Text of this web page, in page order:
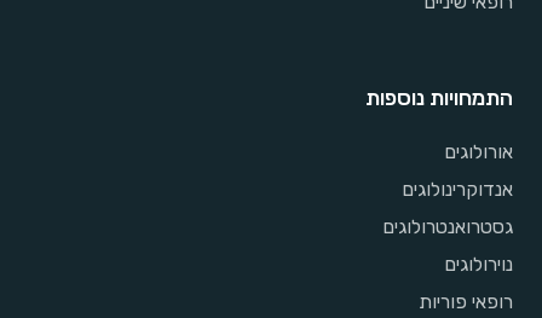
התמחויות נוספות
אורולוגים
אנדוקרינולוגים
גסטרואנטרולוגים
נוירולוגים
רופאי פוריות